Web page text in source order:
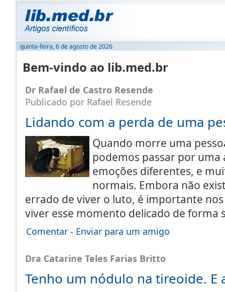
quinta-feira, 6 de agosto de 2026
Bem-vindo ao lib.med.br
Dr Rafael de Castro Resende
Publicado por Rafael Resende
Lidando com a perda de uma
Quando morre uma
podemos passar por uma
emoções diferentes, e
normais. Embora não
errado de viver o luto, é importante
viver esse momento delicado de
Comentar - Enviar para um amigo
Dra Catarine Teles Farias Britto
Tenho um nódulo na tireoide. E